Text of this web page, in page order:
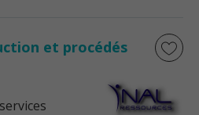
et procédés